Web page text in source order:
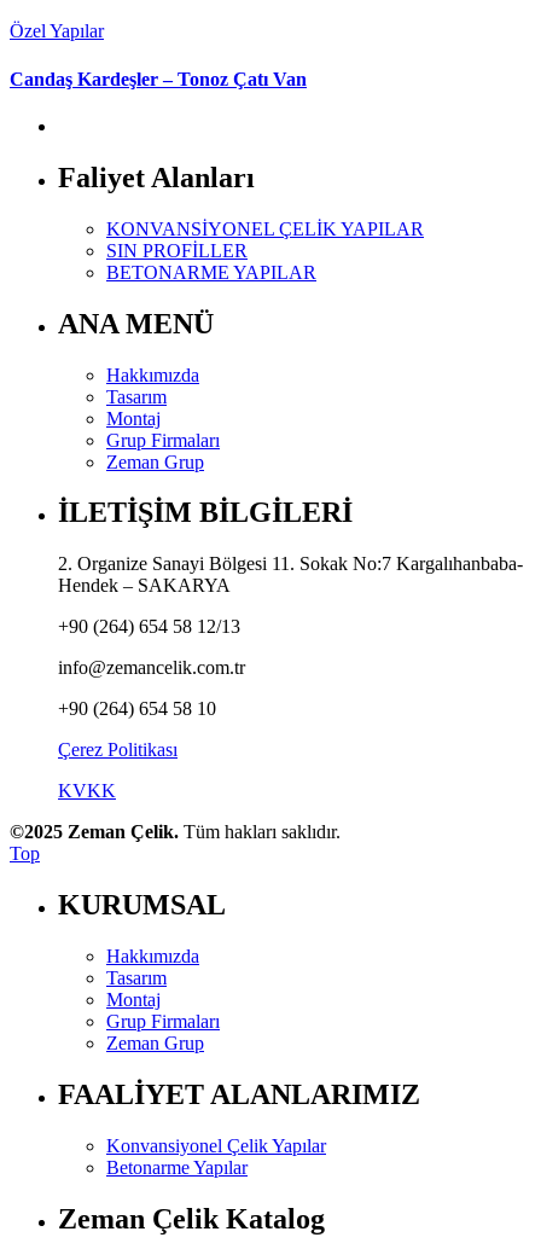
Özel Yapılar
Candaş Kardeşler – Tonoz Çatı Van
Faliyet Alanları
KONVANSİYONEL ÇELİK YAPILAR
SIN PROFİLLER
BETONARME YAPILAR
ANA MENÜ
Hakkımızda
Tasarım
Montaj
Grup Firmaları
Zeman Grup
İLETİŞİM BİLGİLERİ
2. Organize Sanayi Bölgesi 11. Sokak No:7 Kargalıhanbaba-
Hendek – SAKARYA
+90 (264) 654 58 12/13
info@zemancelik.com.tr
+90 (264) 654 58 10
Çerez Politikası
KVKK
©2025 Zeman Çelik. Tüm hakları saklıdır.
Top
KURUMSAL
Hakkımızda
Tasarım
Montaj
Grup Firmaları
Zeman Grup
FAALİYET ALANLARIMIZ
Konvansiyonel Çelik Yapılar
Betonarme Yapılar
Zeman Çelik Katalog